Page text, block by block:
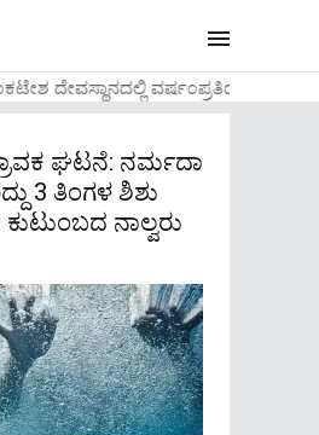
ದೇವಸ್ಥಾನದಲ್ಲಿ ವರ್ಷ೦ಪ್ರತಿಯ
ಘಟನೆ: ನರ್ಮದಾ
3 ತಿಂಗಳ ಶಿಶು
ನಾಲ್ವರು